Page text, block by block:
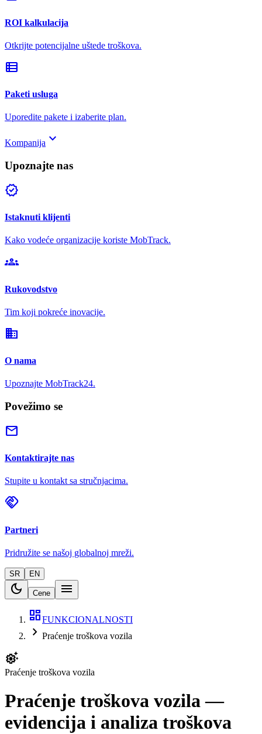
ROI kalkulacija
Otkrijte potencijalne uštede troškova.
view_list
Paketi usluga
Uporedite pakete i izaberite plan.
Kompanija keyboard_arrow_down
Upoznajte nas
verified
Istaknuti klijenti
Kako vodeće organizacije koriste MobTrack.
groups
Rukovodstvo
Tim koji pokreće inovacije.
domain
O nama
Upoznajte MobTrack24.
Povežimo se
mail
Kontaktirajte nas
Stupite u kontakt sa stručnjacima.
handshake
Partneri
Pridružite se našoj globalnoj mreži.
SR EN
dark_mode Cene
menu
dashboardFUNKCIONALNOSTI
chevron_right Praćenje troškova vozila
settings_suggest
Praćenje troškova vozila
Praćenje troškova vozila —
evidencija i analiza troškova